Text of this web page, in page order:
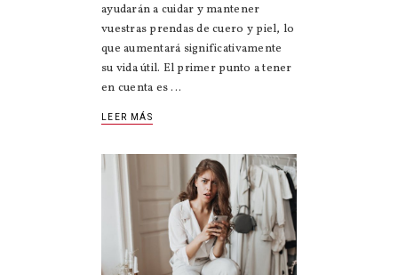
ayudarán a cuidar y mantener
vuestras prendas de cuero y piel, lo
que aumentará significativamente
su vida útil. El primer punto a tener
en cuenta es
LEER MÁS